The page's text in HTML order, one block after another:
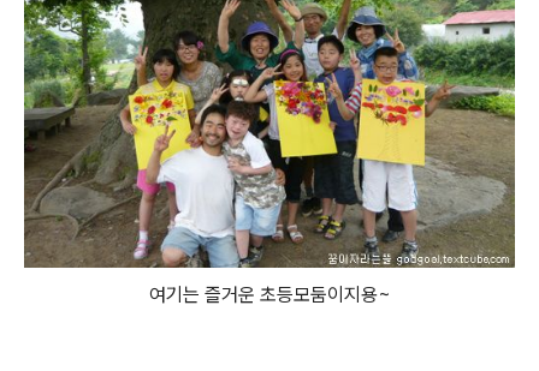
여기는 즐거운 초등모둠이지용~